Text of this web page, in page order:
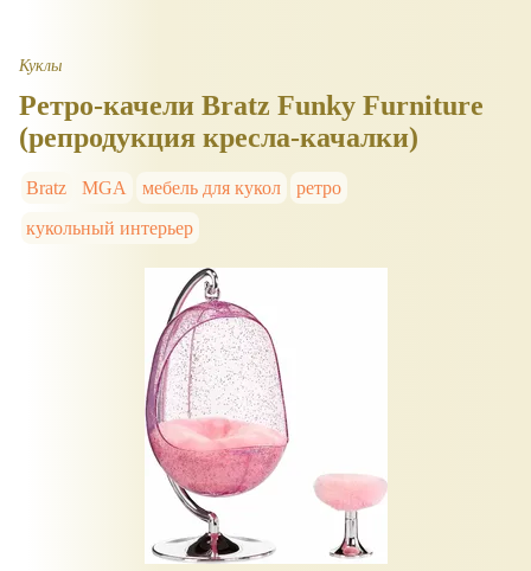
Куклы
Ретро-качели Bratz Funky Furniture
(репродукция кресла-качалки)
Bratz MGA мебель для кукол
ретро
кукольный интерьер